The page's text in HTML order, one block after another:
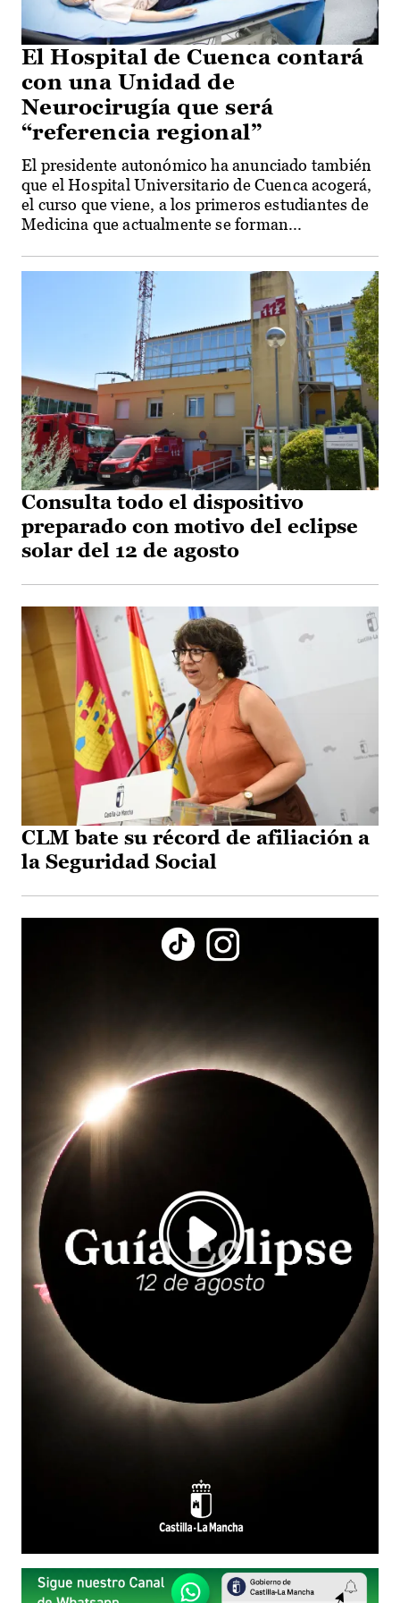
El Hospital de Cuenca contará
con una Unidad de
Neurocirugía que será
“referencia regional”
El presidente autonómico ha anunciado también
que el Hospital Universitario de Cuenca acogerá,
el curso que viene, a los primeros estudiantes de
Medicina que actualmente se forman...
Consulta todo el dispositivo
preparado con motivo del eclipse
solar del 12 de agosto
CLM bate su récord de afiliación a
la Seguridad Social